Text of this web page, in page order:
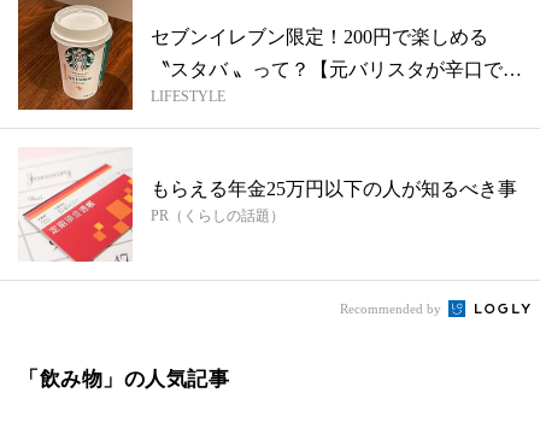
セブンイレブン限定！200円で楽しめる
〝スタバ 〟って？【元バリスタが辛口で本
音...
LIFESTYLE
もらえる年金25万円以下の人が知るべき事
PR（くらしの話題）
Recommended by
「飲み物」の人気記事